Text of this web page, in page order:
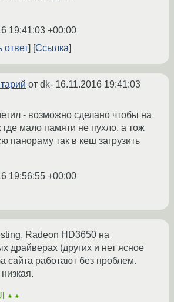
19:41:03 +00:00
ответ
Ссылка
от dk- 16.11.2016 19:41:03
- возможно сделано чтобы на
где мало памяти не пухло, а тож
панораму так в кеш загрузить
19:56:55 +00:00
Radeon HD3650 на
драйверах (других и нет ясное
сайта работают без проблем.
★★